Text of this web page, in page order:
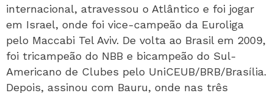
internacional, atravessou o Atlântico e foi jogar
em Israel, onde foi vice-campeão da Euroliga
pelo Maccabi Tel Aviv. De volta ao Brasil em 2009,
foi tricampeão do NBB e bicampeão do Sul-
Americano de Clubes pelo UniCEUB/BRB/Brasília.
Depois, assinou com Bauru, onde nas três